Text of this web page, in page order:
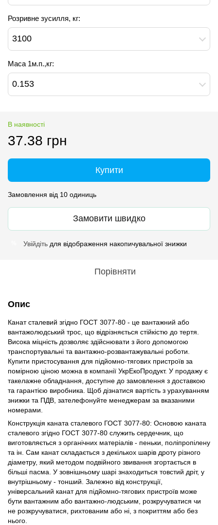
Розривне зусилля, кг:
3100
Маса 1м.п.,кг:
0.153
В наявності
37.38 грн
Купити
Замовлення від 10 одиниць
Замовити швидко
Увійдіть для відображення накопичувальної знижки
Порівняти
Опис
Канат сталевий згідно ГОСТ 3077-80 - це вантажний або
вантажолюдський трос, що відрізняється стійкістю до тертя.
Висока міцність дозволяє здійснювати з його допомогою
транспортувальні та вантажно-розвантажувальні роботи.
Купити пристосування для підйомно-тягових пристроїв за
помірною ціною можна в компанії УкрЕкоПродукт. У продажу є
такелажне обладнання, доступне до замовлення з доставкою
та гарантією виробника. Щоб дізнатися вартість з урахуванням
знижки та ПДВ, зателефонуйте менеджерам за вказаними
номерами.
Конструкція каната сталевого ГОСТ 3077-80: Основою каната
сталевого згідно ГОСТ 3077-80 служить сердечник, що
виготовляється з органічних матеріалів - пеньки, поліпропілену
та ін. Сам канат складається з декількох шарів дроту різного
діаметру, який методом подвійного звивання згортається в
більші пасма. У зовнішньому шарі знаходиться товстий дріт, у
внутрішньому - тонший. Залежно від конструкції,
універсальний канат для підйомно-тягових пристроїв може
бути вантажним або вантажно-людським, розкручуватися чи
не розкручуватися, рихтованим або ні, з покриттям або без
нього.